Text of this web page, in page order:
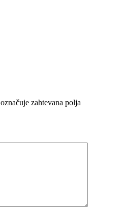
označuje zahtevana polja